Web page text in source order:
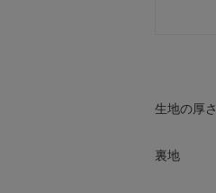
生地の厚さ
裏地